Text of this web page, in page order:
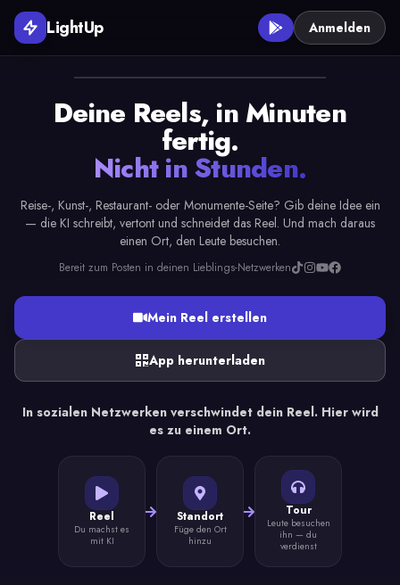
LightUp Anmelden
Deine Reels, in Minuten
fertig.
Nicht in Stunden.
Reise-, Kunst-, Restaurant- oder Monumente-Seite? Gib deine Idee ein
— die KI schreibt, vertont und schneidet das Reel. Und mach daraus
einen Ort, den Leute besuchen.
Bereit zum Posten in deinen Lieblings-Netzwerken
Mein Reel erstellen
App herunterladen
In sozialen Netzwerken verschwindet dein Reel. Hier wird
es zu einem Ort.
Reel
Du machst es
mit KI
Standort
Füge den Ort
hinzu
Tour
Leute besuchen
ihn — du
verdienst